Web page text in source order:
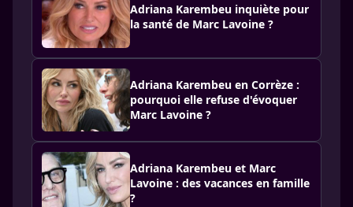
Adriana Karembeu inquiète pour
la santé de Marc Lavoine ?
Adriana Karembeu en Corrèze :
pourquoi elle refuse d'évoquer
Marc Lavoine ?
Adriana Karembeu et Marc
Lavoine : des vacances en famille
?